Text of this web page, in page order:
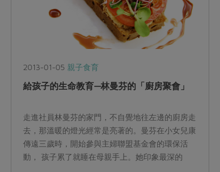
2013-01-05 親子食育
給孩子的生命教育—林曼芬的「廚房聚會」
走進社員林曼芬的家門，不自覺地往左邊的廚房走
去，那溫暖的燈光經常是亮著的。曼芬在小女兒康
傳遠三歲時，開始參與主婦聯盟基金會的環保活
動， 孩子累了就睡在母親手上。她印象最深的